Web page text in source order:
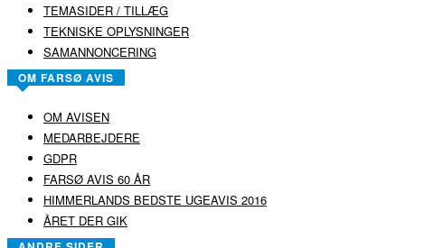
TEMASIDER / TILLÆG
TEKNISKE OPLYSNINGER
SAMANNONCERING
OM FARSØ AVIS
OM AVISEN
MEDARBEJDERE
GDPR
FARSØ AVIS 60 ÅR
HIMMERLANDS BEDSTE UGEAVIS 2016
ÅRET DER GIK